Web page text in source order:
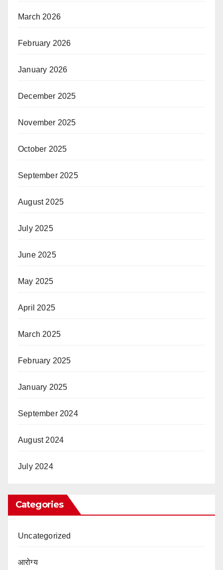
March 2026
February 2026
January 2026
December 2025
November 2025
October 2025
September 2025
August 2025
July 2025
June 2025
May 2025
April 2025
March 2025
February 2025
January 2025
September 2024
August 2024
July 2024
Categories
Uncategorized
आरोग्य